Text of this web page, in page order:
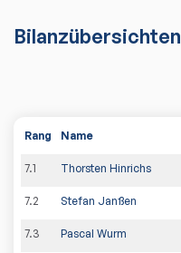
Bilanzübersichten
Rang Name
7.1 Thorsten Hinrichs
7.2 Stefan Janßen
7.3 Pascal Wurm